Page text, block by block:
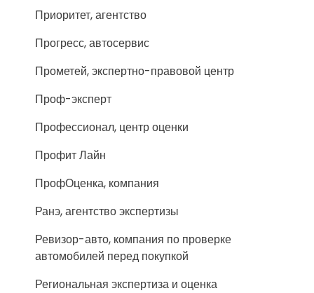
Приоритет, агентство
Прогресс, автосервис
Прометей, экспертно-правовой центр
Проф-эксперт
Профессионал, центр оценки
Профит Лайн
ПрофОценка, компания
Ранэ, агентство экспертизы
Ревизор-авто, компания по проверке
автомобилей перед покупкой
Региональная экспертиза и оценка